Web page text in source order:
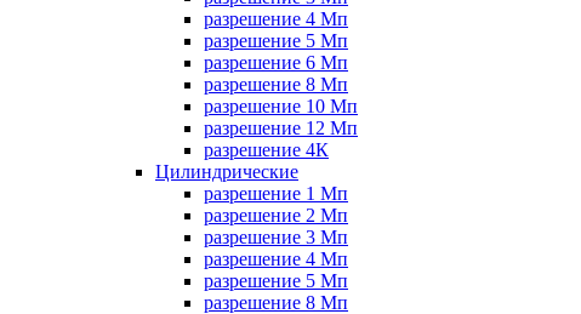
разрешение 4 Мп
разрешение 5 Мп
разрешение 6 Мп
разрешение 8 Мп
разрешение 10 Мп
разрешение 12 Мп
разрешение 4К
Цилиндрические
разрешение 1 Мп
разрешение 2 Мп
разрешение 3 Мп
разрешение 4 Мп
разрешение 5 Мп
разрешение 8 Мп